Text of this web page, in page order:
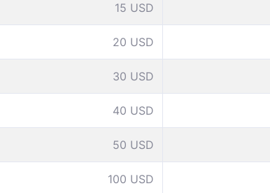
15 USD
20 USD
30 USD
40 USD
50 USD
100 USD